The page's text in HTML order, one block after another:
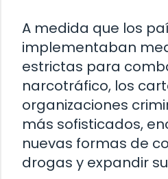
A medida que los
implementaban
estrictas para
narcotráfico, los
organizaciones
más sofisticados,
nuevas formas de
drogas y expandir